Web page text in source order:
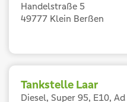
Handelstraße 5
49777 Klein Berßen
Tankstelle Laar
Diesel, Super 95, E10,